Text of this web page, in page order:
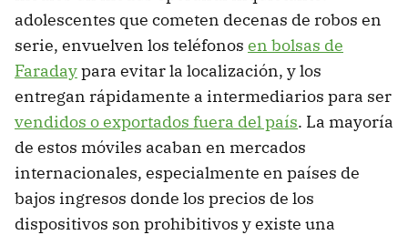
adolescentes que cometen decenas de robos en
serie, envuelven los teléfonos en bolsas de
Faradaypara evitar la localización, y los
entregan rápidamente a intermediarios para ser
vendidos o exportados fuera del país. La mayoría
de estos móviles acaban en mercados
internacionales, especialmente en países de
bajos ingresos donde los precios de los
dispositivos son prohibitivos y existe una